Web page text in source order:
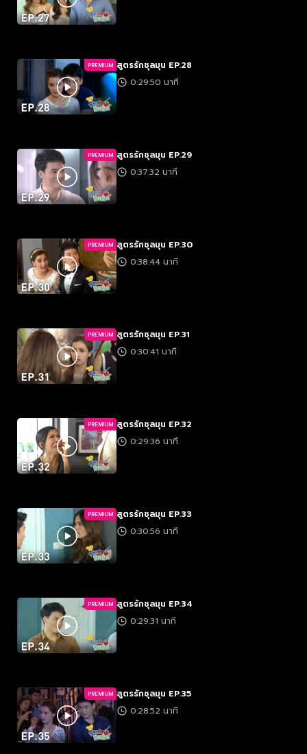
PREMIUM สูตรรักชุลมุน EP.28
0:29:50 นาที
PREMIUM สูตรรักชุลมุน EP.29
0:37:32 นาที
PREMIUM สูตรรักชุลมุน EP.30
0:38:44 นาที
PREMIUM สูตรรักชุลมุน EP.31
0:30:41 นาที
PREMIUM สูตรรักชุลมุน EP.32
0:29:36 นาที
PREMIUM สูตรรักชุลมุน EP.33
0:30:56 นาที
PREMIUM สูตรรักชุลมุน EP.34
0:29:31 นาที
PREMIUM สูตรรักชุลมุน EP.35
0:28:52 นาที